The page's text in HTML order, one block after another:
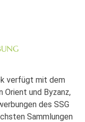
verfügt mit dem
Orient und Byzanz,
des SSG
Sammlungen